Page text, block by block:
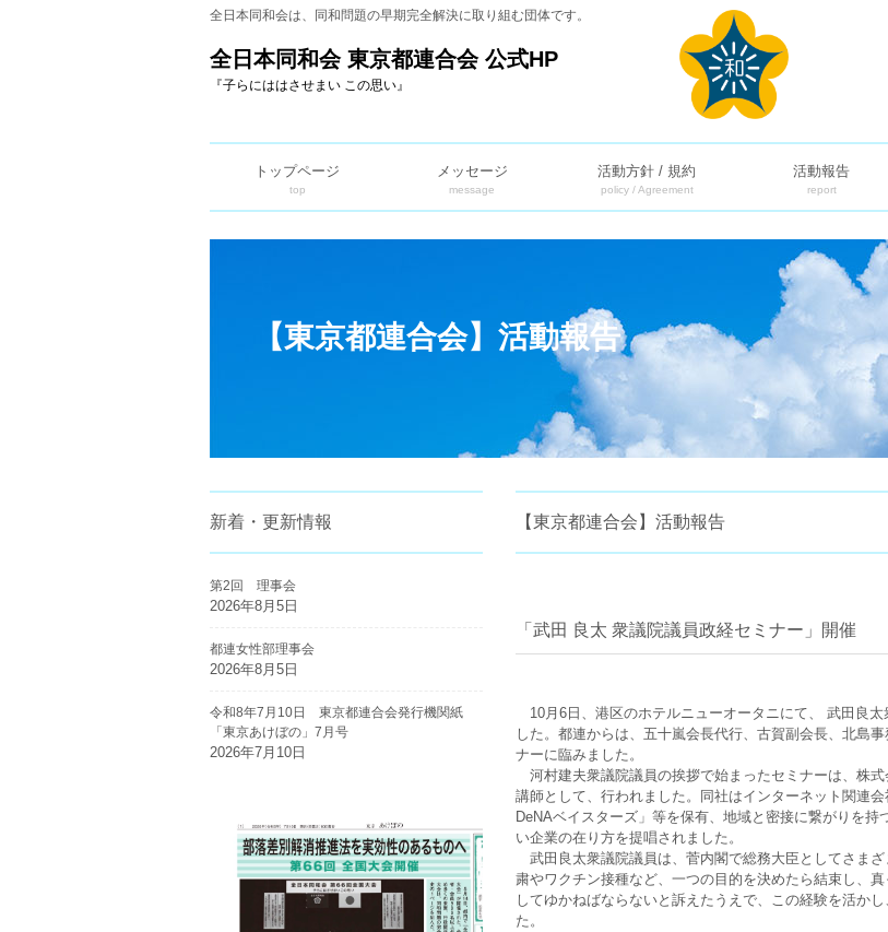
全日本同和会は、同和問題の早期完全解決に取り組む団体です。
全日本同和会 東京都連合会 公式HP
『子らにははさせまい この思い』
トップページ
top
メッセージ
message
活動方針 / 規約
policy / Agreement
活動報告
report
【東京都連合会】活動報告
【東京都連合会】活動報告
「武田 良太 衆議院議員政経セミナー」開催
10月6日、港区のホテルニューオータニにて、 武田良
した。都連からは、五十嵐会長代行、古賀副会長、北島
ナーに臨みました。
河村建夫衆議院議員の挨拶で始まったセミナーは、株
講師として、行われました。同社はインターネット関連
DeNAベイスターズ」等を保有、地域と密接に繋がりを
い企業の在り方を提唱されました。
武田良太衆議院議員は、菅内閣で総務大臣としてさま
粛やワクチン接種など、一つの目的を決めたら結束し、
してゆかねばならないと訴えたうえで、この経験を活か
た。
新着・更新情報
第2回 理事会
2026年8月5日
都連女性部理事会
2026年8月5日
令和8年7月10日 東京都連合会発行機関紙
「東京あけぼの」7月号
2026年7月10日